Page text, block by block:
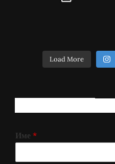
Load More
Име *